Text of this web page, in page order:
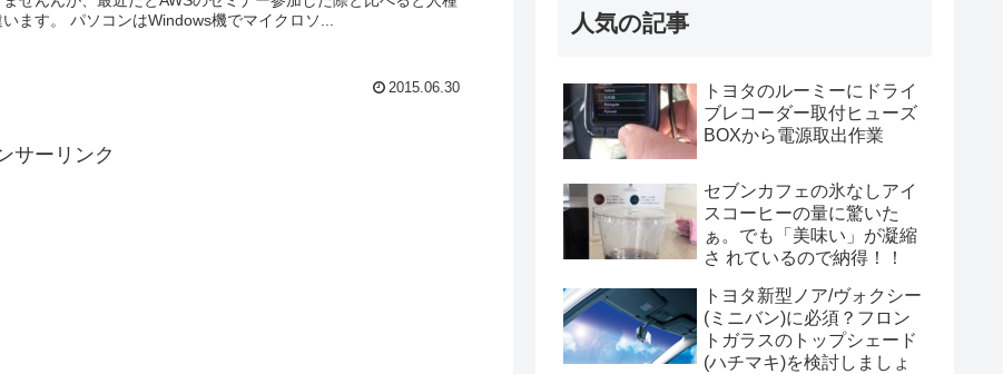
ます。 パソコンはWindows機でマイクロソ...
2015.06.30
サーリンク
人気の記事
トヨタのルーミーにドライ
ブレコーダー取付ヒューズ
BOXから電源取出作業
セブンカフェの氷なしアイ
スコーヒーの量に驚いた
ぁ。でも「美味い」が凝縮
さ れているので納得！！
トヨタ新型ノア/ヴォクシー
(ミニバン)に必須？フロン
トガラスのトップシェード
(ハチマキ)を検討しましょ